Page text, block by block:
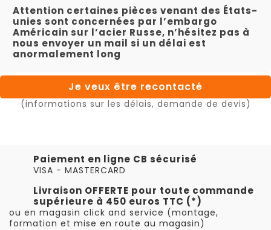
Attention certaines pièces venant des États-
unies sont concernées par l’embargo
Américain sur l’acier Russe, n’hésitez pas à
nous envoyer un mail si un délai est
anormalement long
Je veux être recontacté
(informations sur les délais, demande de devis)
Paiement en ligne CB sécurisé
VISA - MASTERCARD
Livraison OFFERTE pour toute commande
supérieure à 450 euros TTC (*)
ou en magasin click and service (montage,
formation et mise en route au magasin)